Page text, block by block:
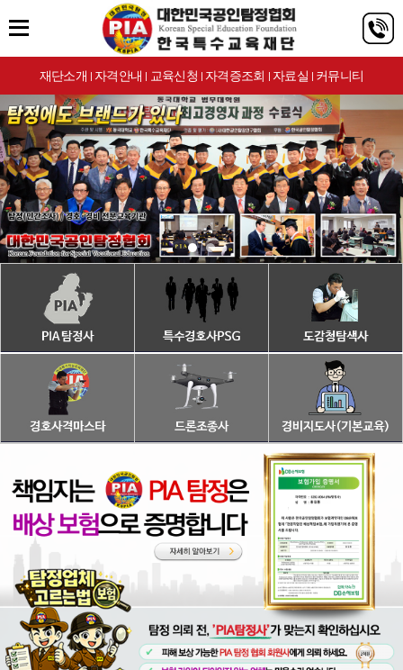
재단소개 | 자격안내 | 교육신청 | 자격증조회 | 자료실 | 커뮤니티